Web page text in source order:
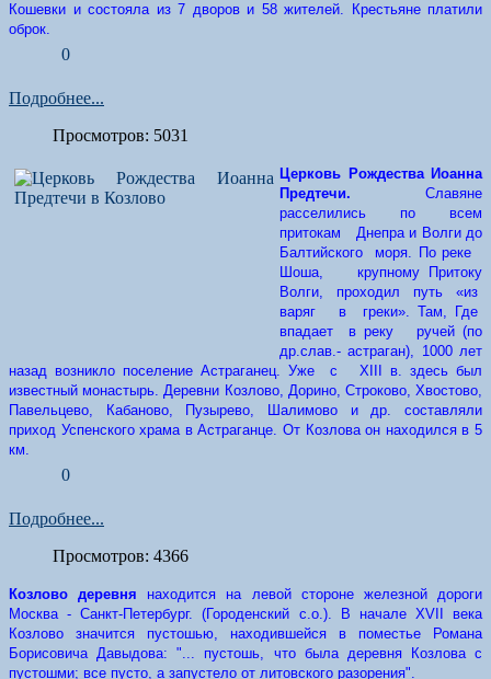
Кошевки и состояла из 7 дворов и 58 жителей. Крестьяне платили
оброк.
0
Подробнее...
Просмотров: 5031
Церковь Рождества Иоанна
Предтечи. Славяне
расселились по всем
притокам Днепра и Волги до
Балтийского моря. По реке
Шоша, крупному Притоку
Волги, проходил путь «из
варяг в греки». Там, Где
впадает в реку ручей (по
др.слав.- астраган), 1000 лет
назад возникло поселение Астраганец. Уже с XIII в. здесь был
известный монастырь. Деревни Козлово, Дорино, Строково, Хвостово,
Павельцево, Кабаново, Пузырево, Шалимово и др. составляли
приход Успенского храма в Астраганце. От Козлова он находился в 5
км.
0
Подробнее...
Просмотров: 4366
Козлово деревня находится на левой стороне железной дороги
Москва - Санкт-Петербург. (Городенский с.о.). В начале XVII века
Козлово значится пустошью, находившейся в поместье Романа
Борисовича Давыдова: "... пустошь, что была деревня Козлова с
пустошми; все пусто, а запустело от литовского разорения".